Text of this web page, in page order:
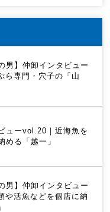
男】仲卸インタビュー
ら専門・穴子の「山
ューvol.20｜近海魚を
める「越一」
男】仲卸インタビュー
や活魚などを個店に納